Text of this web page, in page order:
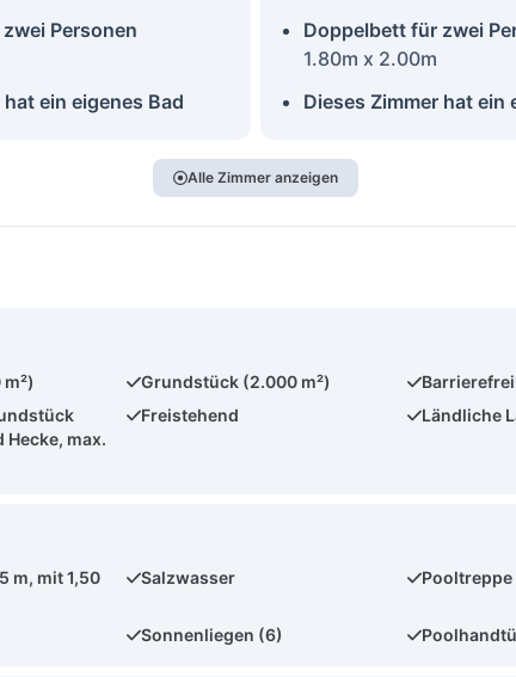
Personen
ein eigenes Bad
Doppelbett für zwei
1.80m x 2.00m
Dieses Zimmer hat ein
Alle Zimmer anzeigen
Grundstück (2.000 m²)
Hecke, max.
Freistehend Ländliche
m, mit 1,50
Salzwasser Pooltreppe
Sonnenliegen (6)